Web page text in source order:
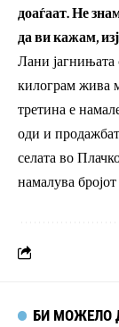
доаѓаат. Не
да ви кажам,
Лани јагнињата
килограм жива
третина е
оди и
селата во
намалува
БИ МОЖЕЛО